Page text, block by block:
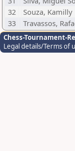
32
Souza, Kamilly
33
Travassos,
Chess-Tournament-
Legal details/Terms of